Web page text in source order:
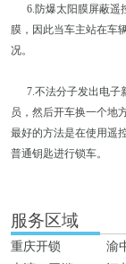
6.防爆太阳膜屏蔽遥
膜，因此当车主站在车
况。
7.不法分子发出电子
员，然后开车换一个地
最好的方法是在使用遥
普通钥匙进行锁车。
服务区域
重庆开锁 渝